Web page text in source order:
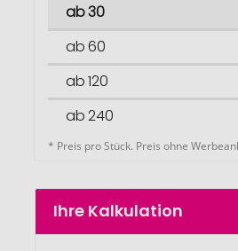
ab 30
ab 60
ab 120
ab 240
* Preis pro Stück. Preis ohne
Ihre Kalkulation